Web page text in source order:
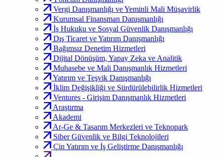
Vergi Danışmanlığı ve Yeminli Mali Müşavirlik
Kurumsal Finansman Danışmanlığı
İş Hukuku ve Sosyal Güvenlik Danışmanlığı
Dış Ticaret ve Yatırım Danışmanlığı
Bağımsız Denetim Hizmetleri
Dijital Dönüşüm, Yapay Zeka ve Analitik
Muhasebe ve Mali Danışmanlık Hizmetleri
Yatırım ve Teşvik Danışmanlığı
İklim Değişikliği ve Sürdürülebilirlik Hizmetleri
Ventures - Girişim Danışmanlık Hizmetleri
Araştırma
Akademi
Ar-Ge & Tasarım Merkezleri ve Teknopark
Siber Güvenlik ve Bilgi Teknolojileri
Çin Yatırım ve İş Geliştirme Danışmanlığı